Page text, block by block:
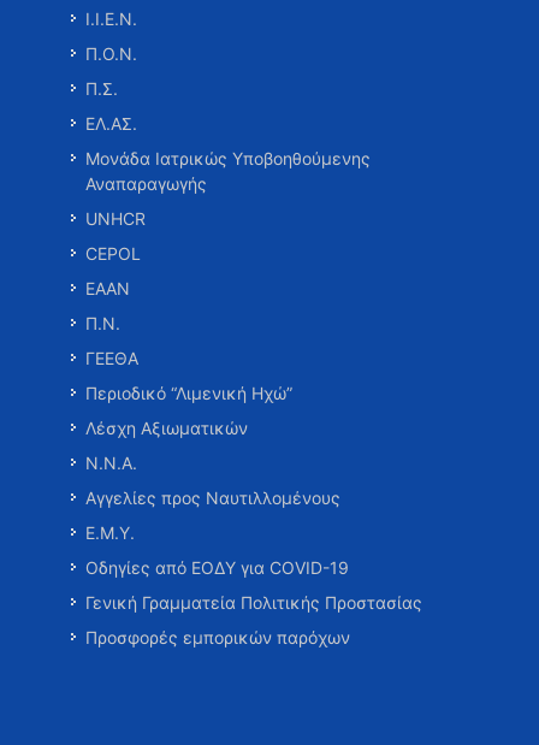
Ι.Ι.Ε.Ν.
Π.Ο.Ν.
Π.Σ.
ΕΛ.ΑΣ.
Μονάδα Ιατρικώς Υποβοηθούμενης
Αναπαραγωγής
UNHCR
CEPOL
ΕΑΑΝ
Π.Ν.
ΓΕΕΘΑ
Περιοδικό “Λιμενική Ηχώ”
Λέσχη Αξιωματικών
Ν.Ν.Α.
Αγγελίες προς Ναυτιλλομένους
Ε.Μ.Υ.
Οδηγίες από ΕΟΔΥ για COVID-19
Γενική Γραμματεία Πολιτικής Προστασίας
Προσφορές εμπορικών παρόχων